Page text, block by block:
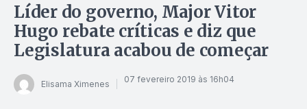
Líder do governo, Major Vitor
Hugo rebate críticas e diz que
Legislatura acabou de começar
Elisama Ximenes 07 fevereiro 2019 às 16h04